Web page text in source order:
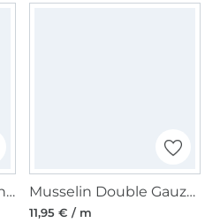
Baumwoll Musselin Uni, olivgrün Musselin Double Gauze Lemon, weiß
11,95 € / m